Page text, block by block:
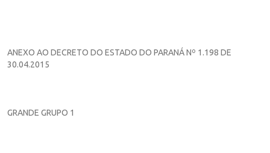
ANEXO AO DECRETO DO ESTADO DO PARANÁ Nº 1.198 DE
30.04.2015
GRANDE GRUPO 1